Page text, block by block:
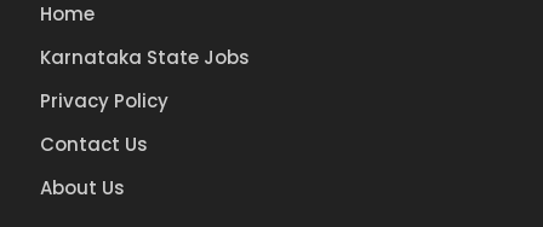
Home
Karnataka State Jobs
Privacy Policy
Contact Us
About Us